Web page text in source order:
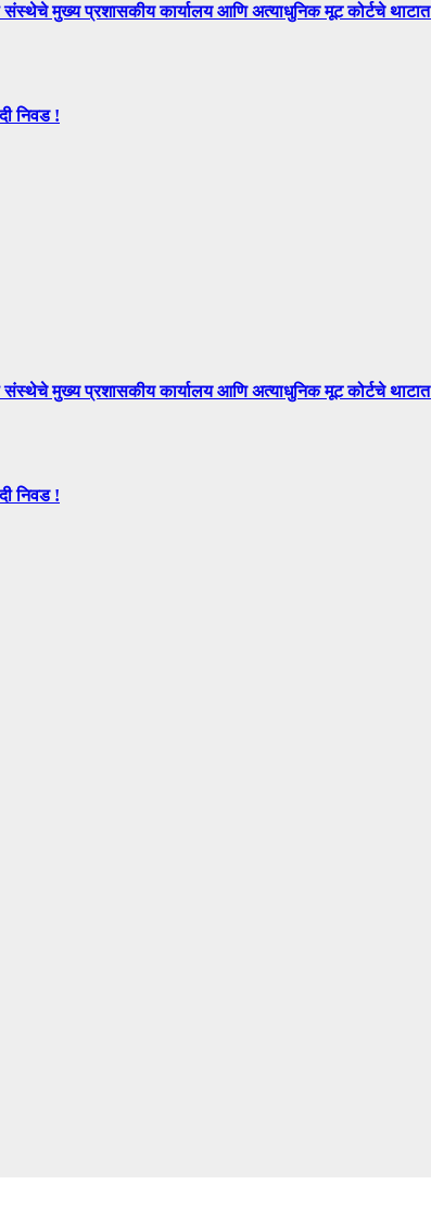
प्रशासकीय कार्यालय आणि अत्याधुनिक मूट कोर्टचे थाटात
निवड !
प्रशासकीय कार्यालय आणि अत्याधुनिक मूट कोर्टचे थाटात
निवड !